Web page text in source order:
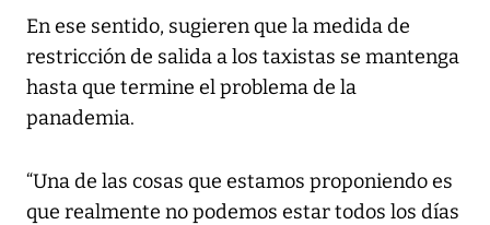
En ese sentido, sugieren que la medida de
restricción de salida a los taxistas se mantenga
hasta que termine el problema de la
panademia.
“Una de las cosas que estamos proponiendo es
que realmente no podemos estar todos los días